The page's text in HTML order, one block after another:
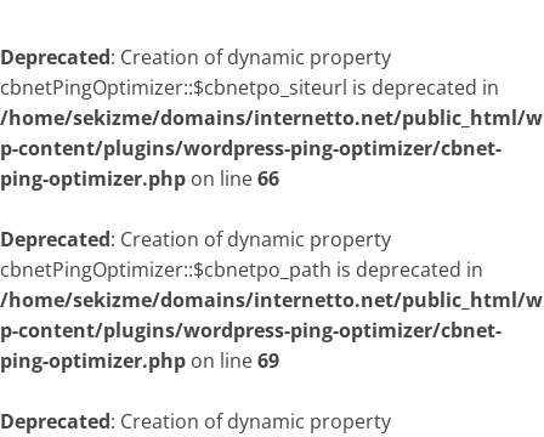
Deprecated: Creation of dynamic property
cbnetPingOptimizer::$cbnetpo_siteurl is deprecated in
/home/sekizme/domains/internetto.net/public_html/w
p-content/plugins/wordpress-ping-optimizer/cbnet-
ping-optimizer.php on line66
Deprecated: Creation of dynamic property
cbnetPingOptimizer::$cbnetpo_path is deprecated in
/home/sekizme/domains/internetto.net/public_html/w
p-content/plugins/wordpress-ping-optimizer/cbnet-
ping-optimizer.php on line69
Deprecated: Creation of dynamic property